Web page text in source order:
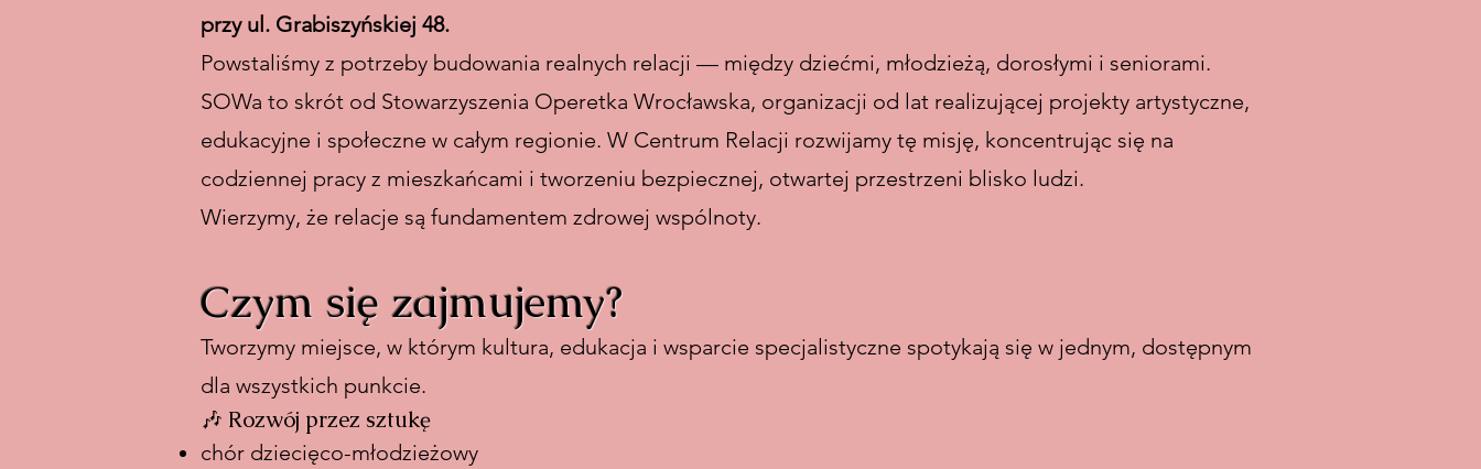
przy ul. Grabiszyńskiej 48.
Powstaliśmy z potrzeby budowania realnych relacji — między dziećmi, młodzieżą, dorosłymi i seniorami.
SOWa to skrót od Stowarzyszenia Operetka Wrocławska, organizacji od lat realizującej projekty artystyczne,
edukacyjne i społeczne w całym regionie. W Centrum Relacji rozwijamy tę misję, koncentrując się na
codziennej pracy z mieszkańcami i tworzeniu bezpiecznej, otwartej przestrzeni blisko ludzi.
Wierzymy, że relacje są fundamentem zdrowej wspólnoty.
Czym się zajmujemy?
Tworzymy miejsce, w którym kultura, edukacja i wsparcie specjalistyczne spotykają się w jednym, dostępnym
dla wszystkich punkcie.
🎶 Rozwój przez sztukę
chór dziecięco-młodzieżowy